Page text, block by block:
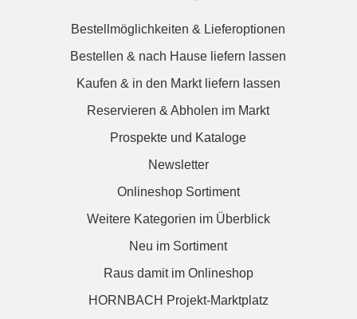
Bestellmöglichkeiten & Lieferoptionen
Bestellen & nach Hause liefern lassen
Kaufen & in den Markt liefern lassen
Reservieren & Abholen im Markt
Prospekte und Kataloge
Newsletter
Onlineshop Sortiment
Weitere Kategorien im Überblick
Neu im Sortiment
Raus damit im Onlineshop
HORNBACH Projekt-Marktplatz